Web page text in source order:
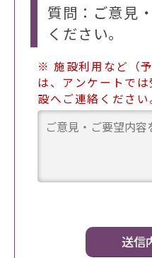
質問：ご意見
ください。
※ 施設利用など（
は、アンケートで
設へご連絡ください